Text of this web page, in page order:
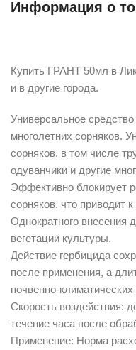
Информация о
Купить ГРАНТ 50мл в
и в другие города.
Универсальное
многолетних сорняков.
сорняков, в том числе
одуванчики и другие
Эффективно блокирует
сорняков, что приводит
Однократного внесения
вегетации культуры.
Действие гербицида
после применения, а
почвенно-
Скорость воздействия:
течение часа после
Применение: Норма